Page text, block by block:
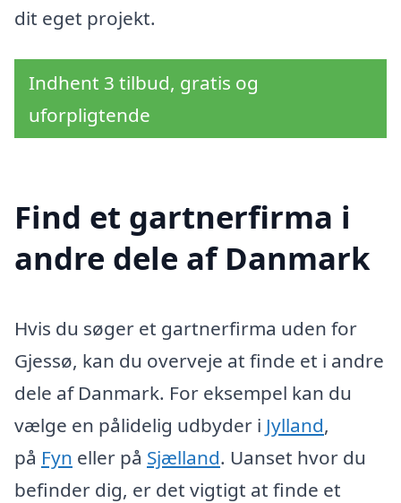
dit eget projekt.
Indhent 3 tilbud, gratis og
uforpligtende
Find et gartnerfirma i
andre dele af Danmark
Hvis du søger et gartnerfirma uden for
Gjessø, kan du overveje at finde et i andre
dele af Danmark. For eksempel kan du
vælge en pålidelig udbyder i Jylland,
på Fyn eller på Sjælland. Uanset hvor du
befinder dig, er det vigtigt at finde et